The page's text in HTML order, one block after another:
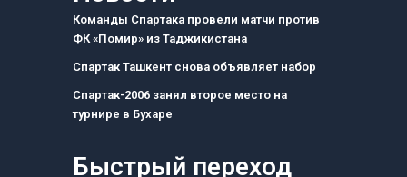
o
k
g
r
a
m
a
m
Команды Спартака провели матчи против
ФК «Помир» из Таджикистана
Спартак Ташкент снова объявляет набор
Спартак-2006 занял второе место на
турнире в Бухаре
Быстрый переход